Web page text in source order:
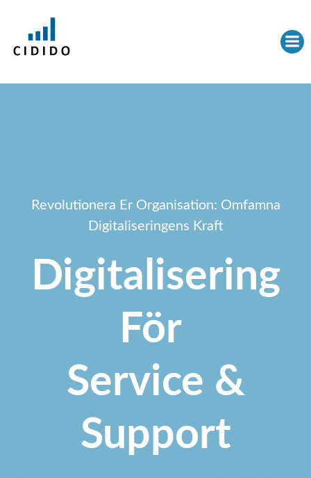
Revolutionera Er Organisation: Omfamna
Digitaliseringens Kraft
Digitalisering
För
Service &
Support